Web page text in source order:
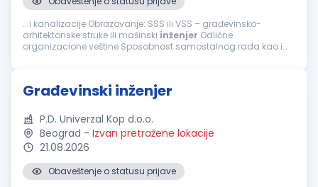
...i kanalizacije Obrazovanje: SSS ili VSS – građevinsko-
arhitektonske struke ili mašinski inženjer Odlične
organizacione veštine Sposobnost samostalnog rada kao i
Građevinski inženjer
P.D. Univerzal Kop d.o.o.
Beograd - Izvan pretražene lokacije
21.08.2026
Obaveštenje o statusu prijave